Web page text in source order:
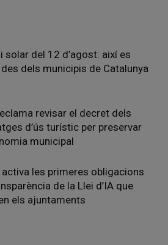
solar del 12 d’agost: així es
dels municipis de Catalunya
revisar el decret dels
d’ús turístic per preservar
municipal
activa les primeres obligacions
de la Llei d’IA que
els ajuntaments